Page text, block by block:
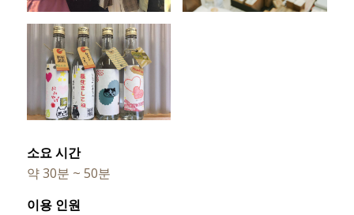
소요 시간
약 30분 ~ 50분
이용 인원